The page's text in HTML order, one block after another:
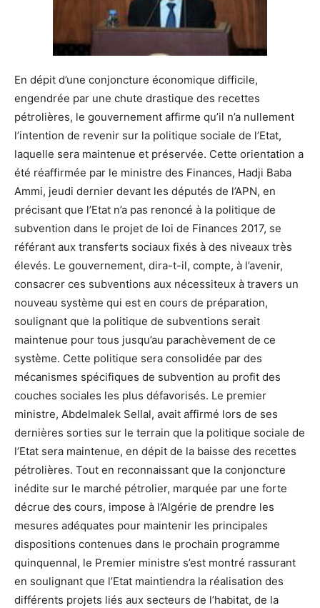
En dépit d’une conjoncture économique difficile,
engendrée par une chute drastique des recettes
pétrolières, le gouvernement affirme qu’il n’a nullement
l’intention de revenir sur la politique sociale de l’Etat,
laquelle sera maintenue et préservée. Cette orientation a
été réaffirmée par le ministre des Finances, Hadji Baba
Ammi, jeudi dernier devant les députés de l’APN, en
précisant que l’Etat n’a pas renoncé à la politique de
subvention dans le projet de loi de Finances 2017, se
référant aux transferts sociaux fixés à des niveaux très
élevés. Le gouvernement, dira-t-il, compte, à l’avenir,
consacrer ces subventions aux nécessiteux à travers un
nouveau système qui est en cours de préparation,
soulignant que la politique de subventions serait
maintenue pour tous jusqu’au parachèvement de ce
système. Cette politique sera consolidée par des
mécanismes spécifiques de subvention au profit des
couches sociales les plus défavorisés. Le premier
ministre, Abdelmalek Sellal, avait affirmé lors de ses
dernières sorties sur le terrain que la politique sociale de
l’Etat sera maintenue, en dépit de la baisse des recettes
pétrolières. Tout en reconnaissant que la conjoncture
inédite sur le marché pétrolier, marquée par une forte
décrue des cours, impose à l’Algérie de prendre les
mesures adéquates pour maintenir les principales
dispositions contenues dans le prochain programme
quinquennal, le Premier ministre s’est montré rassurant
en soulignant que l’Etat maintiendra la réalisation des
différents projets liés aux secteurs de l’habitat, de la